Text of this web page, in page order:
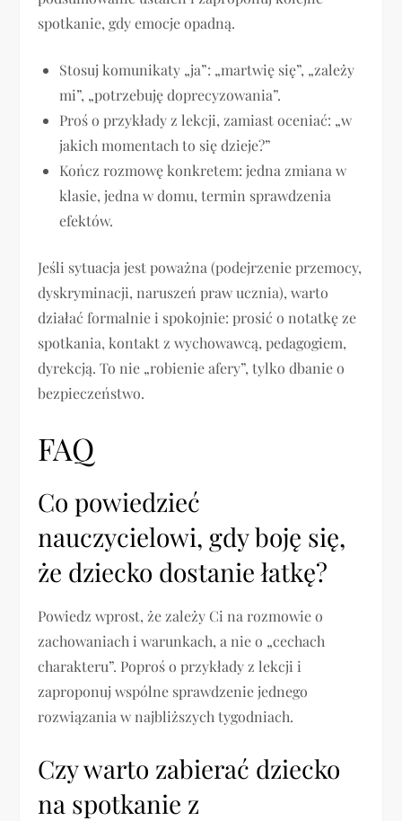
spotkanie, gdy emocje opadną.
Stosuj komunikaty „ja”: „martwię się”, „zależy
mi”, „potrzebuję doprecyzowania”.
Proś o przykłady z lekcji, zamiast oceniać: „w
jakich momentach to się dzieje?”
Kończ rozmowę konkretem: jedna zmiana w
klasie, jedna w domu, termin sprawdzenia
efektów.
Jeśli sytuacja jest poważna (podejrzenie przemocy,
dyskryminacji, naruszeń praw ucznia), warto
działać formalnie i spokojnie: prosić o notatkę ze
spotkania, kontakt z wychowawcą, pedagogiem,
dyrekcją. To nie „robienie afery”, tylko dbanie o
bezpieczeństwo.
FAQ
Co powiedzieć
nauczycielowi, gdy boję się,
że dziecko dostanie łatkę?
Powiedz wprost, że zależy Ci na rozmowie o
zachowaniach i warunkach, a nie o „cechach
charakteru”. Poproś o przykłady z lekcji i
zaproponuj wspólne sprawdzenie jednego
rozwiązania w najbliższych tygodniach.
Czy warto zabierać dziecko
na spotkanie z